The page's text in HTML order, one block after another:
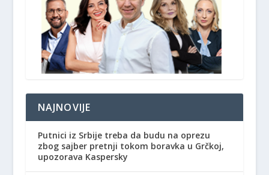
NAJNOVIJE
Putnici iz Srbije treba da budu na oprezu
zbog sajber pretnji tokom boravka u Grčkoj,
upozorava Kaspersky